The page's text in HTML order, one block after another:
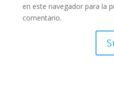
en este navegador para la
comentario.